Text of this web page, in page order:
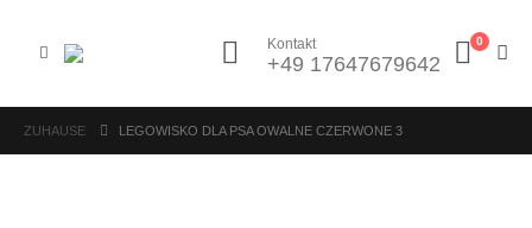
Kontakt
+49 17647679642
0
ZUHAUSE LEGOWISKO DLA PSA OWALNE CZERWONE 3